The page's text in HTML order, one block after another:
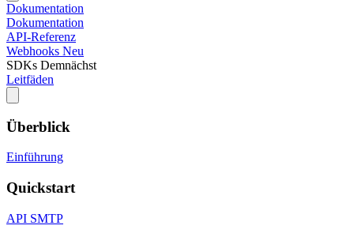
Dokumentation
Dokumentation
API-Referenz
Webhooks Neu
SDKs Demnächst
Leitfäden
Überblick
Einführung
Quickstart
API SMTP